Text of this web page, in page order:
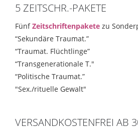
5 ZEITSCHR.-PAKETE
FünfZeitschriftenpakete zu
“Sekundäre Traumat.”
“Traumat. Flüchtlinge”
“Transgenerationale T."
“Politische Traumat.”
"Sex./rituelle Gewalt"
VERSANDKOSTENFREI AB